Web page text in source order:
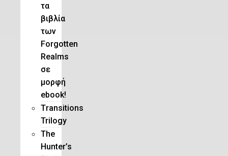
τα
βιβλία
των
Forgotten
Realms
σε
μορφή
ebook!
Τransitions
Trilogy
The
Hunter’s